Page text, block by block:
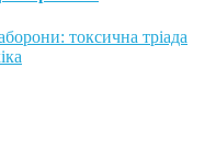
токсична тріада